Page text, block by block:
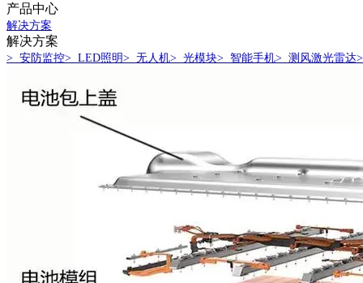
产品中心
解决方案
解决方案
> 安防监控> LED照明> 无人机> 光模块> 智能手机> 测风激光雷达